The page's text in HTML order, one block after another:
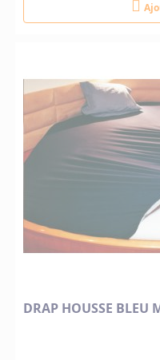
DRAP HOUSSE BLEU